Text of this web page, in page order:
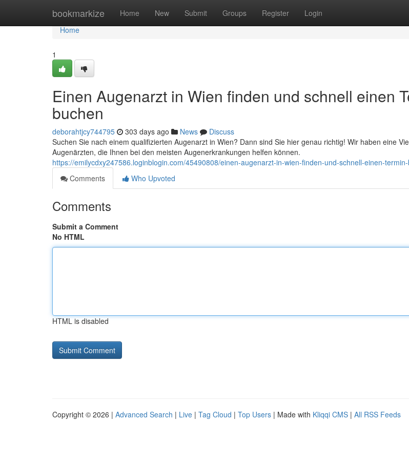
bookmarkize Home New Submit Groups Register Login
Home
Home
1
Einen Augenarzt in Wien finden und schnell einen
buchen
deborahtjcy744795 303 days ago News
Discuss
Suchen Sie nach einem qualifizierten Augenarzt in Wien? Dann sind Sie hier genau richtig! Wir haben eine
Augenärzten, die Ihnen bei den meisten Augenerkrankungen helfen können.
https://emilycdxy247586.loginblogin.com/45490808/einen-augenarzt-in-wien-finden-und-schnell-einen-
Comments
Who Upvoted
Comments
Submit a Comment
No HTML
HTML is disabled
Copyright © 2026 | Advanced Search | Live | Tag Cloud | Top Users | Made with Kliqqi CMS | All RSS Feeds